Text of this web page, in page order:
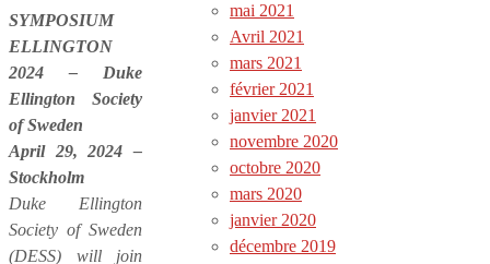
SYMPOSIUM
ELLINGTON
2024 – Duke
Ellington Society
of Sweden
April 29, 2024 –
Stockholm
Duke Ellington
Society of Sweden
(DESS) will join
mai 2021
Avril 2021
mars 2021
février 2021
janvier 2021
novembre 2020
octobre 2020
mars 2020
janvier 2020
décembre 2019